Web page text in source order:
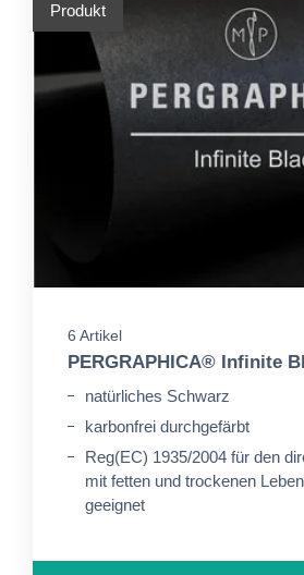
Produkt
6 Artikel
PERGRAPHICA® Infinite
natürliches Schwarz
karbonfrei durchgefärbt
Reg(EC) 1935/2004 für den
mit fetten und trockenen
geeignet